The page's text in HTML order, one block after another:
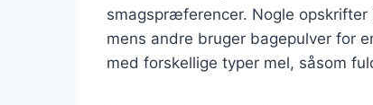
smagspræferencer. Nogle
mens andre bruger bagepulver for
med forskellige typer mel, såsom